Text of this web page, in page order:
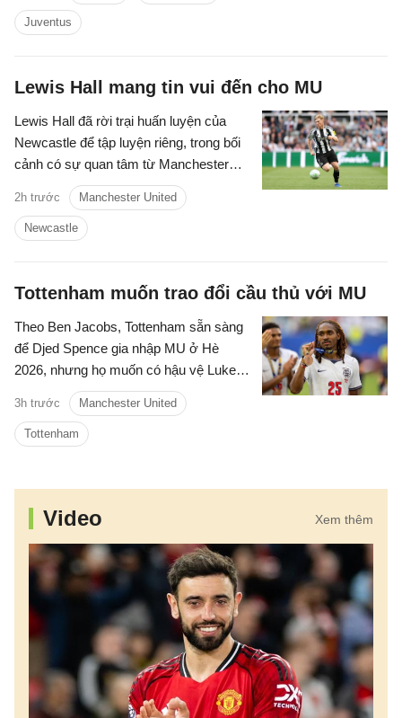
Juventus
Lewis Hall mang tin vui đến cho MU
Lewis Hall đã rời trại huấn luyện của
Newcastle để tập luyện riêng, trong bối
cảnh có sự quan tâm từ Manchester
2h trước Manchester United
Newcastle
Tottenham muốn trao đổi cầu thủ với MU
Theo Ben Jacobs, Tottenham sẵn sàng
để Djed Spence gia nhập MU ở Hè
2026, nhưng họ muốn có hậu vệ Luke
Shaw theo chiều ngược lại.
3h trước Manchester United
Tottenham
Video Xem thêm